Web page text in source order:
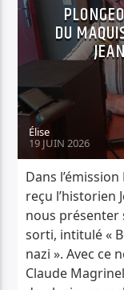
DU
Élise
19 JUIN 2026
Dans
reçu l’historien
nous
sorti, intitulé «
nazi ». Avec ce
Claude